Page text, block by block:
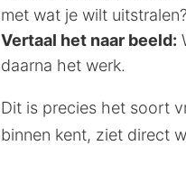
met wat je wilt uitstralen?
Vertaal het naar beeld:
daarna het werk.
Dit is precies het soort
binnen kent, ziet direct